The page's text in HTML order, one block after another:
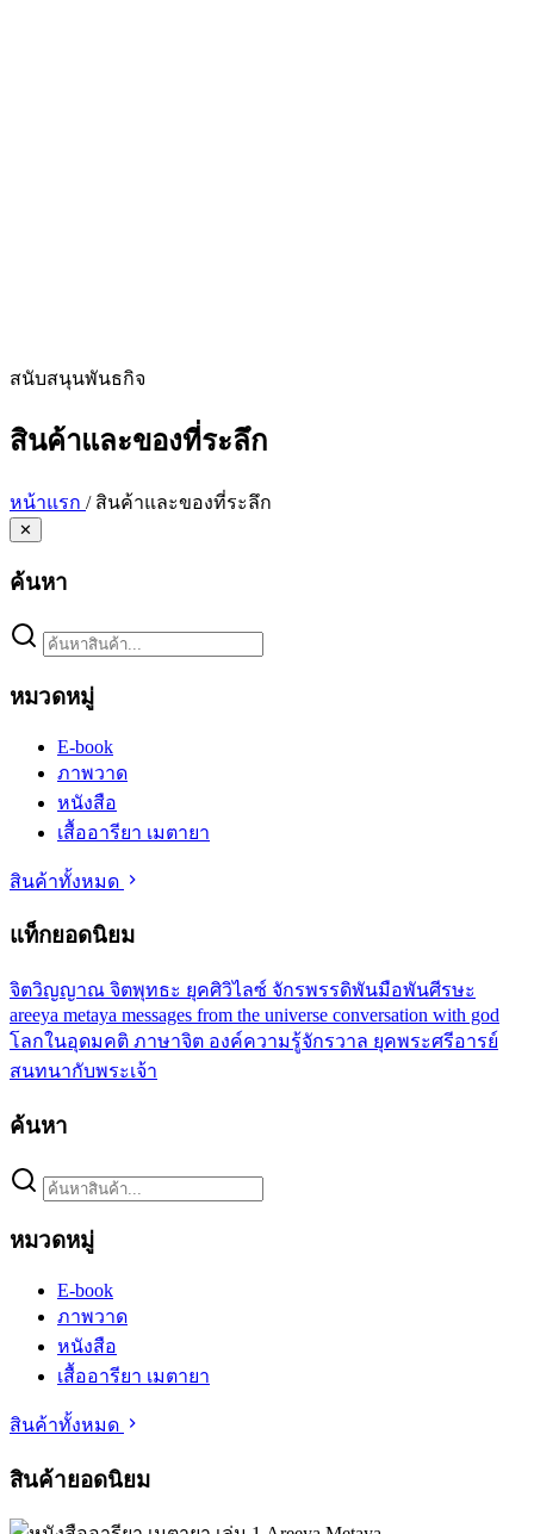
สนับสนุนพันธกิจ
สินค้าและของที่ระลึก
หน้าแรก / สินค้าและของที่ระลึก
✕
ค้นหา
หมวดหมู่
E-book
ภาพวาด
หนังสือ
เสื้ออารียา เมตายา
สินค้าทั้งหมด
แท็กยอดนิยม
จิตวิญญาณ จิตพุทธะ ยุคศิวิไลซ์ จักรพรรดิพันมือพันศีรษะ
areeya metaya messages from the universe conversation with god
โลกในอุดมคติ ภาษาจิต องค์ความรู้จักรวาล ยุคพระศรีอารย์
สนทนากับพระเจ้า
ค้นหา
หมวดหมู่
E-book
ภาพวาด
หนังสือ
เสื้ออารียา เมตายา
สินค้าทั้งหมด
สินค้ายอดนิยม